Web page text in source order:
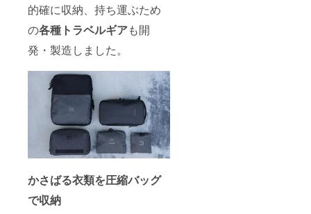
的確に収納、持ち運ぶため
の各種トラベルギアも開
発・製造しました。
かさばる衣類を圧縮バッグ
で収納